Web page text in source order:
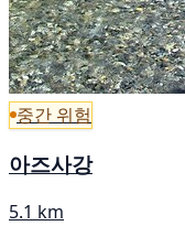
중간 위험
아즈사강
5.1 km